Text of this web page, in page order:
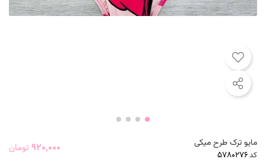
مایو ترک طرح میکی
کد 920,000 تومان